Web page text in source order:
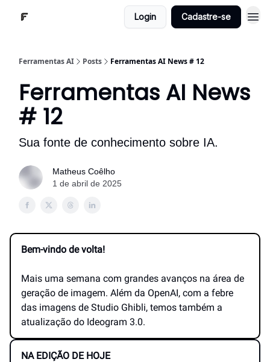
Login Cadastre-se
Ferramentas AI Posts Ferramentas AI News # 12
Ferramentas AI News
# 12
Sua fonte de conhecimento sobre IA.
Matheus Coêlho
1 de abril de 2025
Bem-vindo de volta!
Mais uma semana com grandes avanços na área de
geração de imagem. Além da OpenAI, com a febre
das imagens de Studio Ghibli, temos também a
atualização do Ideogram 3.0.
NA EDIÇÃO DE HOJE